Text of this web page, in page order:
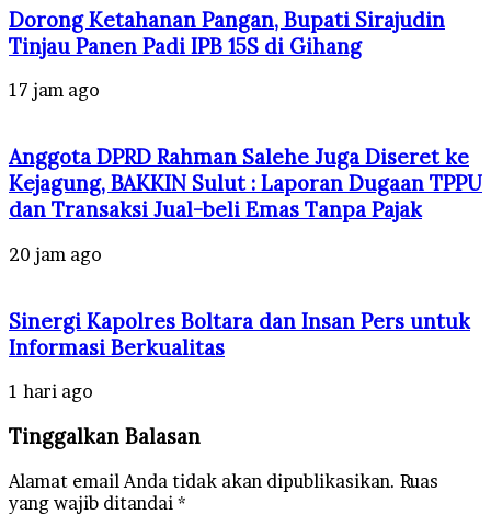
Dorong Ketahanan Pangan, Bupati Sirajudin
Tinjau Panen Padi IPB 15S di Gihang
17 jam ago
Anggota DPRD Rahman Salehe Juga Diseret ke
Kejagung, BAKKIN Sulut : Laporan Dugaan TPPU
dan Transaksi Jual-beli Emas Tanpa Pajak
20 jam ago
Sinergi Kapolres Boltara dan Insan Pers untuk
Informasi Berkualitas
1 hari ago
Tinggalkan Balasan
Alamat email Anda tidak akan dipublikasikan. Ruas
yang wajib ditandai *